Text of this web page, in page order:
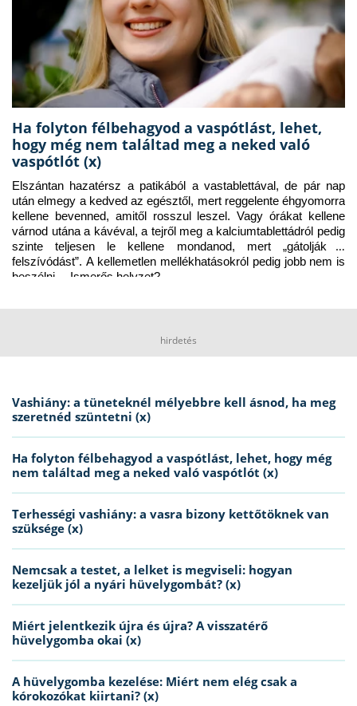
Ha folyton félbehagyod a vaspótlást, lehet,
hogy még nem találtad meg a neked való
vaspótlót (x)
Elszántan hazatérsz a patikából a vastablettával, de pár nap
után elmegy a kedved az egésztől, mert reggelente éhgyomorra
kellene bevenned, amitől rosszul leszel. Vagy órákat kellene
várnod utána a kávéval, a tejről meg a kalciumtablettádról pedig
szinte teljesen le kellene mondanod, mert „gátolják a
felszívódást”. A kellemetlen mellékhatásokról pedig jobb nem is
beszélni… Ismerős helyzet?
hirdetés
Vashiány: a tüneteknél mélyebbre kell ásnod, ha meg
szeretnéd szüntetni (x)
Ha folyton félbehagyod a vaspótlást, lehet, hogy még
nem találtad meg a neked való vaspótlót (x)
Terhességi vashiány: a vasra bizony kettőtöknek van
szüksége (x)
Nemcsak a testet, a lelket is megviseli: hogyan
kezeljük jól a nyári hüvelygombát? (x)
Miért jelentkezik újra és újra? A visszatérő
hüvelygomba okai (x)
A hüvelygomba kezelése: Miért nem elég csak a
kórokozókat kiirtani? (x)